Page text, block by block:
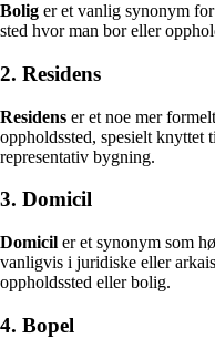
Bolig er et vanlig synonym
sted hvor man bor eller
2. Residens
Residens er et noe mer
oppholdssted, spesielt knyttet
representativ bygning.
3. Domicil
Domicil er et synonym som
vanligvis i juridiske eller
oppholdssted eller bolig.
4. Bopel